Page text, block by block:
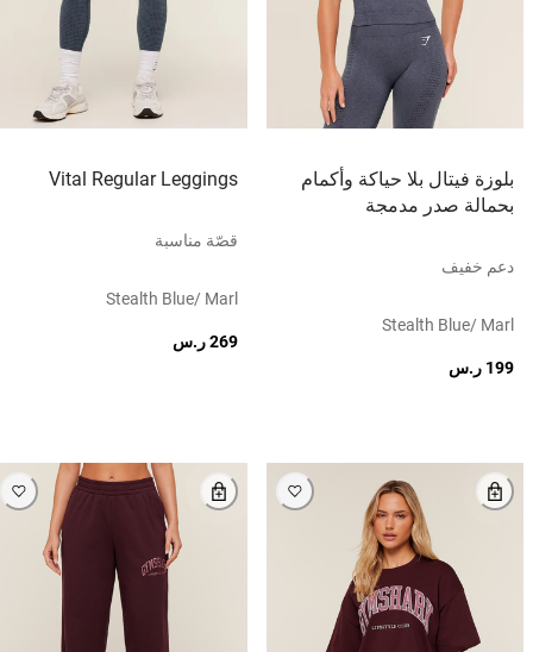
بلوزة فيتال بلا حياكة وأكمام
بحمالة صدر مدمجة
دعم خفيف
Stealth Blue/ Marl
199 ر.س
Vital Regular Leggings
قصّة مناسبة
Stealth Blue/ Marl
269 ر.س